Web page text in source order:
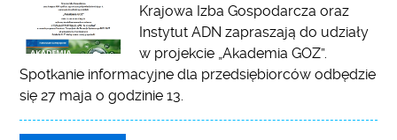
Krajowa Izba Gospodarcza oraz
Instytut ADN zapraszają do udziały
w projekcie „Akademia GOZ”.
Spotkanie informacyjne dla przedsiębiorców odbędzie
się 27 maja o godzinie 13.